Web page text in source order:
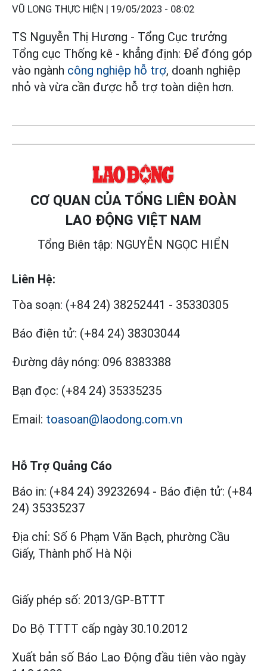
VŨ LONG THỰC HIỆN | 19/05/2023 - 08:02
TS Nguyễn Thị Hương - Tổng Cục trưởng
Tổng cục Thống kê - khẳng định: Để đóng góp
vào ngành công nghiệp hỗ trợ, doanh nghiệp
nhỏ và vừa cần được hỗ trợ toàn diện hơn.
CƠ QUAN CỦA TỔNG LIÊN ĐOÀN
LAO ĐỘNG VIỆT NAM
Tổng Biên tập: NGUYỄN NGỌC HIỂN
Liên Hệ:
Tòa soạn: (+84 24) 38252441 - 35330305
Báo điện tử: (+84 24) 38303044
Đường dây nóng: 096 8383388
Bạn đọc: (+84 24) 35335235
Email: toasoan@laodong.com.vn
Hỗ Trợ Quảng Cáo
Báo in: (+84 24) 39232694 - Báo điện tử: (+84
24) 35335237
Địa chỉ: Số 6 Phạm Văn Bạch, phường Cầu
Giấy, Thành phố Hà Nội
Giấy phép số: 2013/GP-BTTT
Do Bộ TTTT cấp ngày 30.10.2012
Xuất bản số Báo Lao Động đầu tiên vào ngày